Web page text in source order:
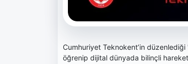
Cumhuriyet Teknokent’in düzenlediği
öğrenip dijital dünyada bilinçli